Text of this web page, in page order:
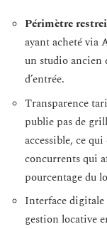
Périmètre
ayant acheté via
un studio ancien
d’entrée.
Transparence
publie pas de
accessible, ce
concurrents qui
pourcentage du
Interface digitale
gestion locative